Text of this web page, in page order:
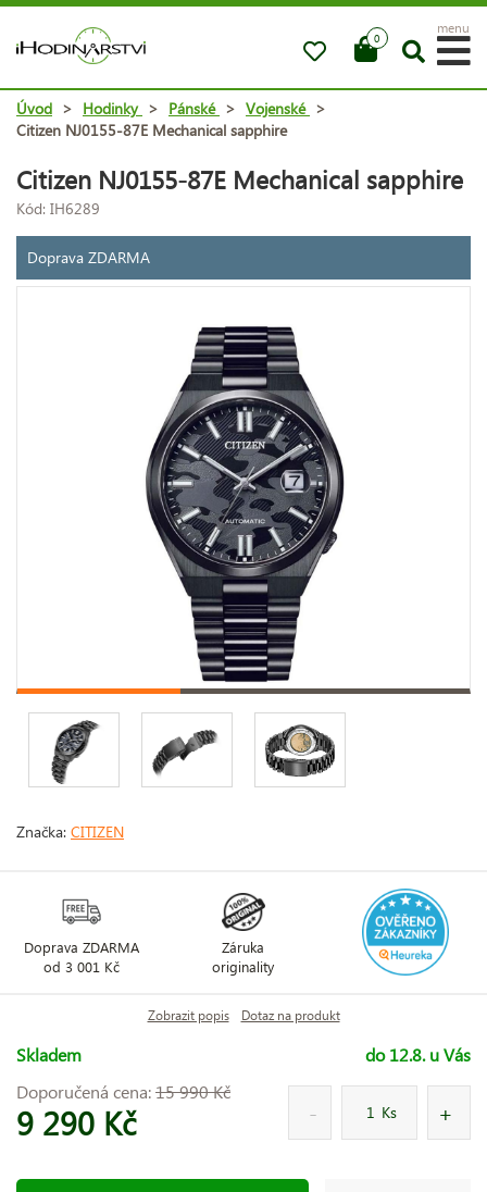
0
menu
Úvod > Hodinky > Pánské > Vojenské >
Citizen NJ0155-87E Mechanical sapphire
Citizen NJ0155-87E Mechanical sapphire
Kód: IH6289
Doprava ZDARMA
Značka: CITIZEN
Doprava ZDARMA
od 3 001 Kč
Záruka
originality
Zobrazit popis Dotaz na produkt
Skladem
do 12.8. u Vás
Doporučená cena:15 990 Kč
9 290 Kč Ks